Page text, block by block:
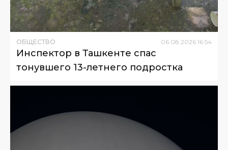
ОБЩЕСТВО 06.08.2026 16:54
Инспектор в Ташкенте спас
тонувшего 13-летнего подростка